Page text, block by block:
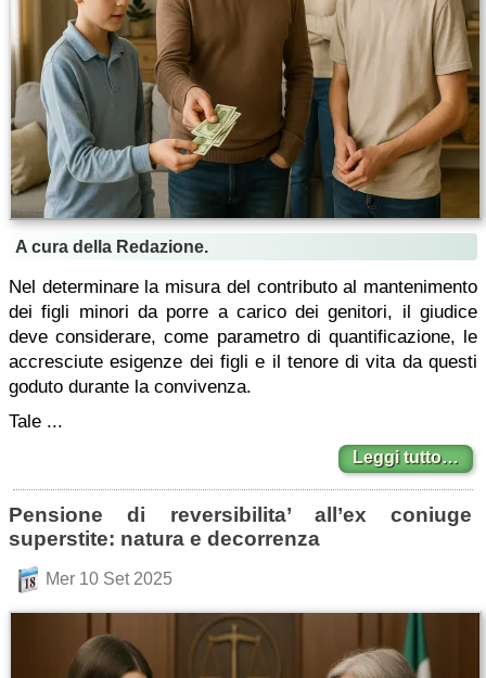
A cura della Redazione.
Nel determinare la misura del contributo al mantenimento
dei figli minori da porre a carico dei genitori, il giudice
deve considerare, come parametro di quantificazione, le
accresciute esigenze dei figli e il tenore di vita da questi
goduto durante la convivenza.
Tale ...
Leggi tutto…
Pensione di reversibilita’ all’ex coniuge
superstite: natura e decorrenza
Mer 10 Set 2025